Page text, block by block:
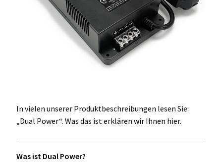
Einbau Kühlmöbel, externer Kompressor, Front:
schwarz, lichtgrau
öffnen
Kühl- Gefrierkombinationen
Weinkühlschränke
In vielen unserer Produktbeschreibungen lesen Sie:
„Dual Power“. Was das ist erklären wir Ihnen hier.
Was ist Dual Power?